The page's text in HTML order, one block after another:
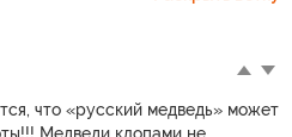
что «русский медведь» может